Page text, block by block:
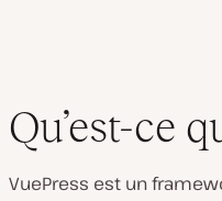
Qu’est-ce
VuePress est un